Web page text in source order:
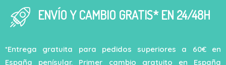
ENVÍO Y CAMBIO GRATIS* EN 24/48H
*Entrega gratuita para pedidos superiores a 60€ en
España penísular. Primer cambio gratuito en España